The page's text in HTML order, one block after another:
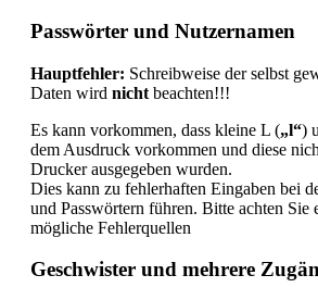
Passwörter und Nutzernamen
Hauptfehler: Schreibweise der selbst
Daten wird nicht beachten!!!
Es kann vorkommen, dass kleine L („l“)
dem Ausdruck vorkommen und diese
Drucker ausgegeben wurden.
Dies kann zu fehlerhaften Eingaben bei
und Passwörtern führen. Bitte achten Sie
mögliche Fehlerquellen
Geschwister und mehrere